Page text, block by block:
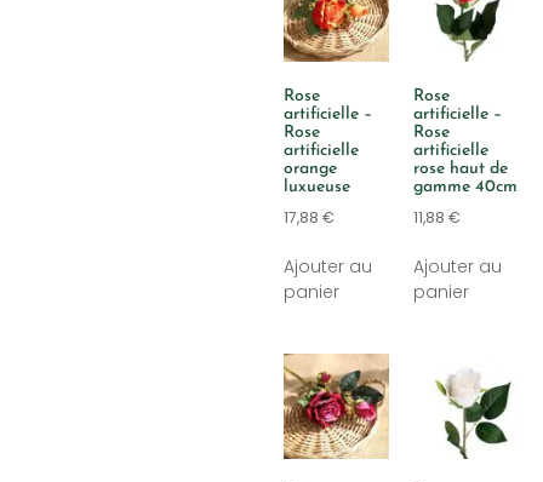
Rose
artificielle –
Rose
artificielle
orange
luxueuse
17,88 €
Ajouter au
panier
Rose
artificielle –
Rose
artificielle
rose haut de
gamme 40cm
11,88 €
Ajouter au
panier